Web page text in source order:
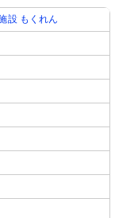
設 もくれん